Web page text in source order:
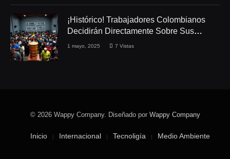
¡Histórico! Trabajadores Colombianos
Decidirán Directamente Sobre Sus
Derechos Laborales
1 mayo, 2025 7 Vistas
© 2026 Wappy Company. Diseñado por Wappy Company
Inicio Internacional Tecnoligía Medio Ambiente